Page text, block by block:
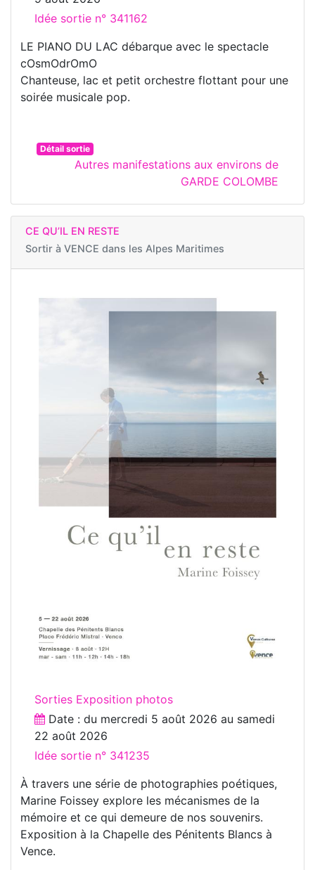
Idée sortie n° 341162
LE PIANO DU LAC débarque avec le spectacle
cOsmOdrOmO
Chanteuse, lac et petit orchestre flottant pour une
soirée musicale pop.
Détail sortie
Autres manifestations aux environs de
GARDE COLOMBE
CE QU’IL EN RESTE
Sortir à VENCE dans les Alpes Maritimes
Sorties Exposition photos
Date : du mercredi 5 août 2026 au samedi
22 août 2026
Idée sortie n° 341235
À travers une série de photographies poétiques,
Marine Foissey explore les mécanismes de la
mémoire et ce qui demeure de nos souvenirs.
Exposition à la Chapelle des Pénitents Blancs à
Vence.